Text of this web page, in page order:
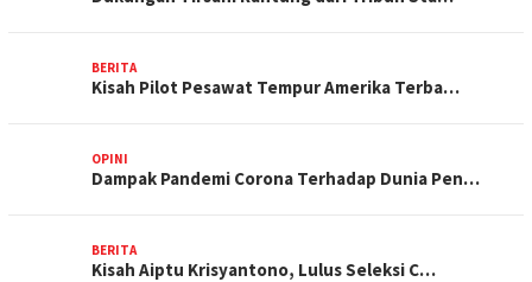
BERITA
Kisah Pilot Pesawat Tempur Amerika Terba…
OPINI
Dampak Pandemi Corona Terhadap Dunia Pen…
BERITA
Kisah Aiptu Krisyantono, Lulus Seleksi C…